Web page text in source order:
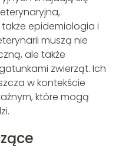
epidemiologia i
muszą nie
ale także
zwierząt. Ich
w kontekście
które mogą